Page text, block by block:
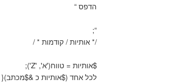
הדפס “
“;
/* אותיות / קודמות * /
$אותיות = טווח('א', 'Z');
לכל אחד ($אותיות כ &$מכתב){